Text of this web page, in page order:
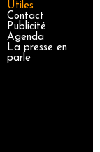
Utiles
Contact
Publicité
Agenda
La presse en
parle